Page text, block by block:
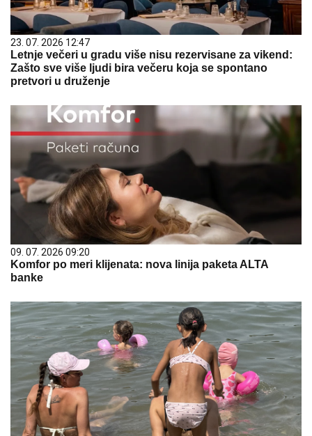
23. 07. 2026 12:47
Letnje večeri u gradu više nisu rezervisane za vikend:
Zašto sve više ljudi bira večeru koja se spontano
pretvori u druženje
09. 07. 2026 09:20
Komfor po meri klijenata: nova linija paketa ALTA
banke